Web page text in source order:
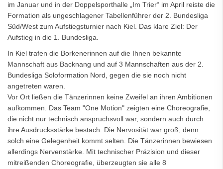
im Januar und in der Doppelsporthalle „Im Trier“ im April reiste die
Formation als ungeschlagener Tabellenführer der 2. Bundesliga
Süd/West zum Aufstiegsturnier nach Kiel. Das klare Ziel: Der
Aufstieg in die 1. Bundesliga.
In Kiel trafen die Borkenerinnen auf die Ihnen bekannte
Mannschaft aus Backnang und auf 3 Mannschaften aus der 2.
Bundesliga Soloformation Nord, gegen die sie noch nicht
angetreten waren.
Vor Ort ließen die Tänzerinnen keine Zweifel an ihren Ambitionen
aufkommen. Das Team "One Motion" zeigten eine Choreografie,
die nicht nur technisch anspruchsvoll war, sondern auch durch
ihre Ausdrucksstärke bestach. Die Nervosität war groß, denn
solch eine Gelegenheit kommt selten. Die Tänzerinnen bewiesen
allerdings Nervenstärke. Mit technischer Präzision und dieser
mitreißenden Choreografie, überzeugten sie alle 8